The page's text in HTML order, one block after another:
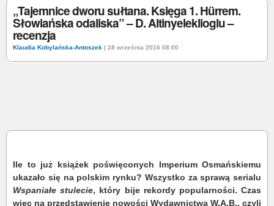
„Tajemnice dworu sułtana. Księga 1. Hürrem.
Słowiańska odaliska” – D. Altinyeleklioglu –
recenzja
Klaudia Kobylańska-Antoszek | 28 września 2016 08:00
Ile to już książek poświęconych Imperium Osmańskiemu
ukazało się na polskim rynku? Wszystko za sprawą serialu
Wspaniałe stulecie, który bije rekordy popularności. Czas
więc na przedstawienie nowości Wydawnictwa W.A.B., czyli